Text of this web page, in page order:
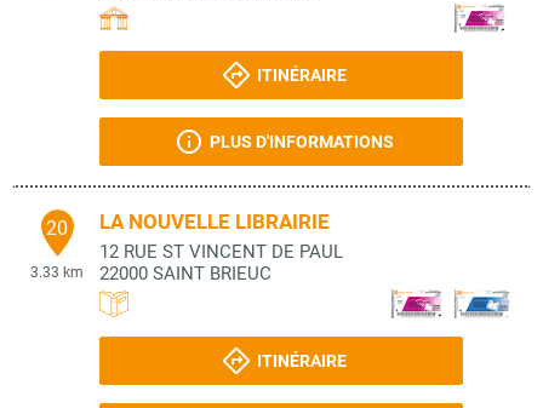
ITINÉRAIRE
PLUS D'INFORMATIONS
20
3.33 km
LA NOUVELLE LIBRAIRIE
12 RUE ST VINCENT DE PAUL
22000 SAINT BRIEUC
ITINÉRAIRE